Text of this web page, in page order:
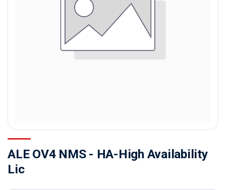
ALE OV4 NMS - HA-High Availability
Lic